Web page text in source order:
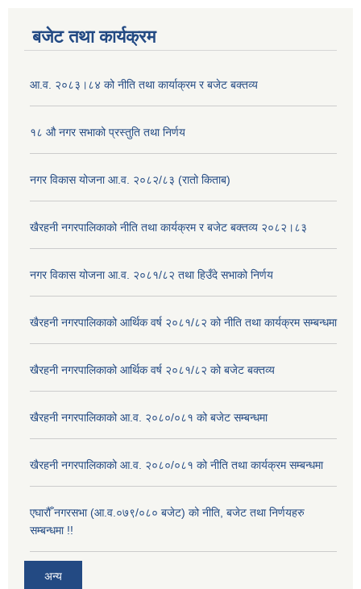
बजेट तथा कार्यक्रम
आ.व. २०८३।८४ को नीति तथा कार्याक्रम र बजेट बक्तव्य
१८ औ नगर सभाको प्रस्तुति तथा निर्णय
नगर विकास योजना आ.व. २०८२/८३ (रातो किताब)
खैरहनी नगरपालिकाको नीति तथा कार्यक्रम र बजेट बक्तव्य २०८२।८३
नगर विकास योजना आ.व. २०८१/८२ तथा हिउँदे सभाको निर्णय
खैरहनी नगरपालिकाको आर्थिक वर्ष २०८१/८२ को नीति तथा कार्यक्रम सम्बन्धमा
खैरहनी नगरपालिकाको आर्थिक वर्ष २०८१/८२ को बजेट बक्तव्य
खैरहनी नगरपालिकाको आ.व. २०८०/०८१ को बजेट सम्बन्धमा
खैरहनी नगरपालिकाको आ.व. २०८०/०८१ को नीति तथा कार्यक्रम सम्बन्धमा
एघारौँ नगरसभा (आ.व.०७९/०८० बजेट) को नीति, बजेट तथा निर्णयहरु
सम्बन्धमा !!
अन्य